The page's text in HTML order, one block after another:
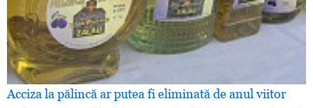
Acciza la pălincă ar putea fi eliminată de anul viitor